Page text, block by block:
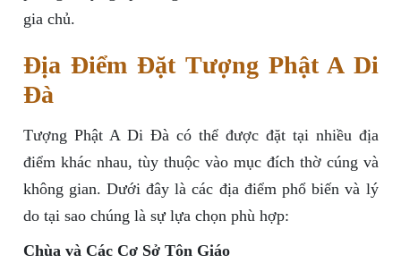
gia chủ.
Địa Điểm Đặt Tượng Phật A Di
Đà
Tượng Phật A Di Đà có thể được đặt tại nhiều địa
điểm khác nhau, tùy thuộc vào mục đích thờ cúng và
không gian. Dưới đây là các địa điểm phổ biến và lý
do tại sao chúng là sự lựa chọn phù hợp:
Chùa và Các Cơ Sở Tôn Giáo